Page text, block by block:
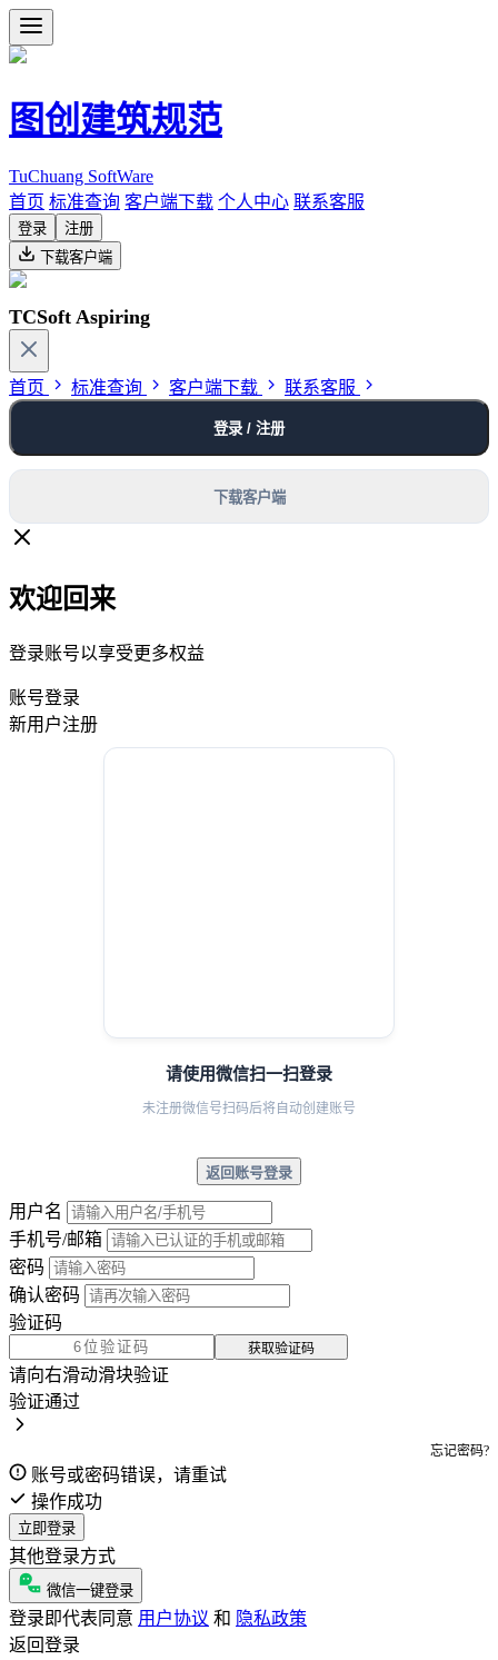
图创建筑规范
TuChuang SoftWare
首页 标准查询 客户端下载 个人中心 联系客服
登录
注册
下载客户端
TCSoft Aspiring
首页 标准查询 客户端下载 联系客服
登录 / 注册
下载客户端
欢迎回来
登录账号以享受更多权益
账号登录
新用户注册
请使用微信扫一扫登录
未注册微信号扫码后将自动创建账号
返回账号登录
用户名
手机号/邮箱
密码
确认密码
验证码
获取验证码
请向右滑动滑块验证
验证通过
忘记密码?
账号或密码错误，请重试
操作成功
立即登录
其他登录方式
微信一键登录
登录即代表同意 用户协议 和 隐私政策
返回登录